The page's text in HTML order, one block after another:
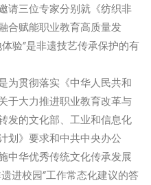
请三位专家分别就《纺织非
合赋能职业教育高质量发
验”是非遗技艺传承保护的有
贯彻落实《中华人民共和
于大力推进职业教育改革与
发的文化部、工业和信息化
划》要求和中共中央办公
中华优秀传统文化传承发展
进校园”工作常态化建议的答